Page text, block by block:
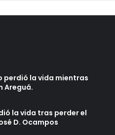
perdió la vida mientras
Areguá.
la vida tras perder el
D. Ocampos